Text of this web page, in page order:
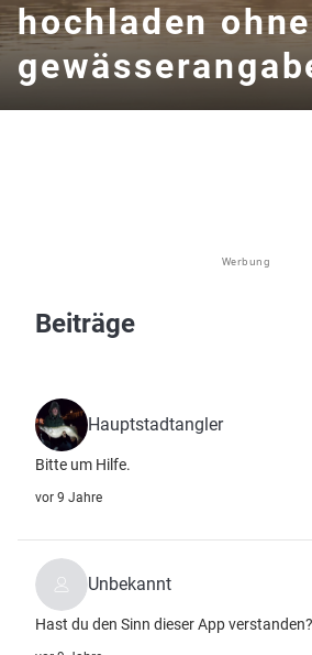
hochladen ohne
Werbung
Beiträge
Hauptstadtangler
Bitte um Hilfe.
vor 9 Jahre
Unbekannt
Hast du den Sinn dieser App